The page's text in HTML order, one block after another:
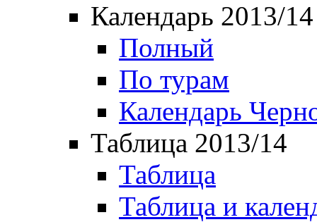
Календарь 2013/14
Полный
По турам
Календарь
Таблица 2013/14
Таблица
Таблица и